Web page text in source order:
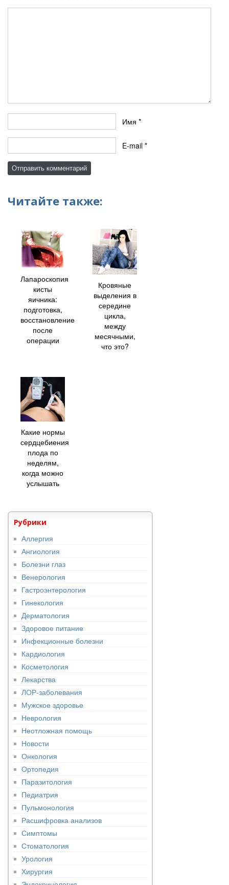
Имя *
E-mail *
Читайте также:
Лапароскопия
кисты
яичника:
подготовка,
восстановление
после
операции
Кровяные
выделения в
середине
цикла,
между
месячными,
что это?
Какие нормы
сердцебиения
плода по
неделям,
когда можно
услышать
Рубрики
Аллергия
Ангиология
Болезни глаз
Венерология
Гастроэнтерология
Гинекология
Дерматология
Здоровое питание
Инфекционные болезни
Кардиология
Косметология
Лекарства
ЛОР-заболевания
Мужское здоровье
Неврология
Неотложная помощь
Новости
Онкология
Ортопедия
Паразитология
Педиатрия
Пульмонология
Расшифровка анализов
Симптомы
Стоматология
Урология
Хирургия